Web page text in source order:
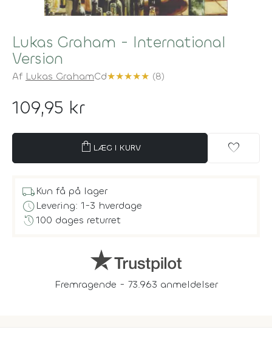
Lukas Graham - International
Version
Af Lukas GrahamCd★★★★★ (8)
109,95 kr
shopping_bag LÆG I KURV favorite
local_shippingKun få på lager
scheduleLevering: 1-3 hverdage
history100 dages returret
Fremragende - 73.963 anmeldelser